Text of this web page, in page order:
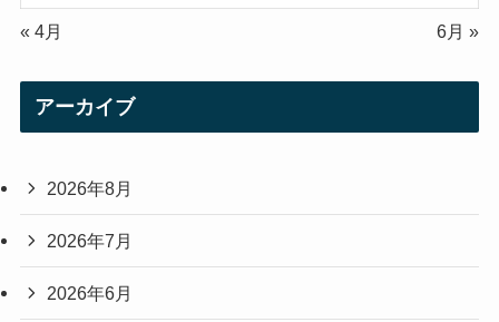
« 4月 6月 »
アーカイブ
2026年8月
2026年7月
2026年6月